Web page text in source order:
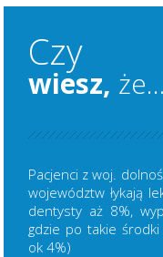
Czy
wiesz, że...
Pacjenci z woj.
województw łykają
dentysty aż 8%,
gdzie po takie
ok 4%)